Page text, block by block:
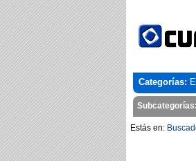
Categorías:
Subcategorías:
Estás en: